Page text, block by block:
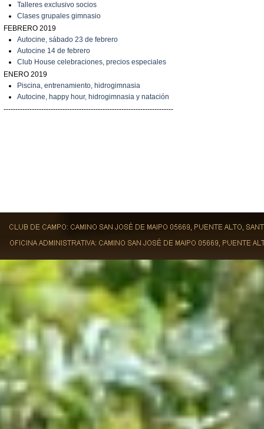
Talleres exclusivo socios
C lases grupales gimnasio
FEBRERO 2019
Autocine, sábado 23 de febrero
Autocine 14 de febrero
Club House celebraciones, precios especiales
ENERO 2019
Piscina, entrenamiento, hidrogimnasia
Autocine, happy hour, hidrogimnasia y natación
------------------------------------------------------------------------